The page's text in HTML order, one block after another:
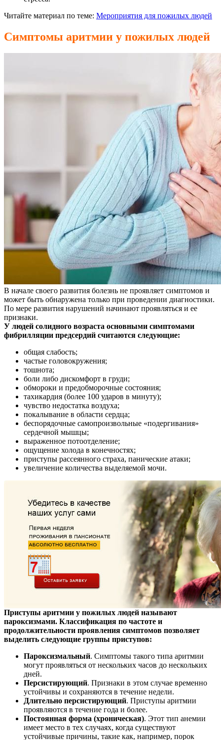
Читайте материал по теме: Мероприятия для пожилых людей
Симптомы аритмии у пожилых людей
В начале своего развития болезнь не проявляет симптомов и
может быть обнаружена только при проведении диагностики.
По мере развития нарушений начинают проявляться и ее
признаки.
У людей солидного возраста основными симптомами
фибрилляции предсердий считаются следующие:
общая слабость;
частые головокружения;
тошнота;
боли либо дискомфорт в груди;
обмороки и предобморочные состояния;
тахикардия (более 100 ударов в минуту);
чувство недостатка воздуха;
покалывание в области сердца;
беспорядочные самопроизвольные «подергивания»
сердечной мышцы;
выраженное потоотделение;
ощущение холода в конечностях;
приступы рассеянного страха, панические атаки;
увеличение количества выделяемой мочи.
Приступы аритмии у пожилых людей называют
пароксизмами. Классификация по частоте и
продолжительности проявления симптомов позволяет
выделить следующие группы приступов:
Пароксизмальный. Симптомы такого типа аритмии
могут проявляться от нескольких часов до нескольких
дней.
Персистирующий. Признаки в этом случае временно
устойчивы и сохраняются в течение недели.
Длительно персистирующий. Приступы аритмии
проявляются в течение года и более.
Постоянная форма (хроническая). Этот тип анемии
имеет место в тех случаях, когда существуют
устойчивые причины, такие как, например, порок